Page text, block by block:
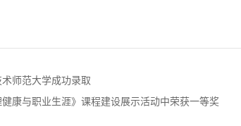
师范大学成功录取
康与职业生涯》课程建设展示活动中荣获一等奖